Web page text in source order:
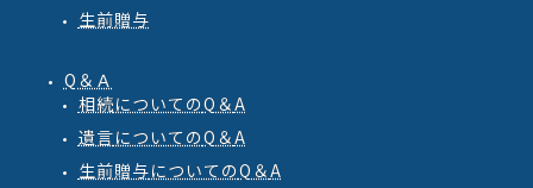
生前贈与
Q＆Ａ
相続についてのQ ＆A
遺言についてのQ ＆A
生前贈与についてのQ ＆A